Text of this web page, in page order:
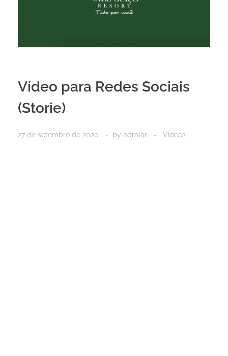
Vídeo para Redes Sociais
(Storie)
27 de setembro de 2020 by admlar Vídeos